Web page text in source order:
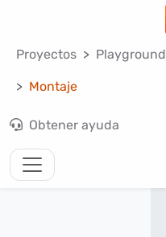
Proyectos Playground
Montaje
Obtener ayuda